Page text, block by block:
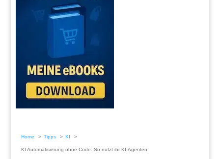
Home Tipps KI
KI Automatisierung ohne Code: So nutzt ihr KI-Agenten